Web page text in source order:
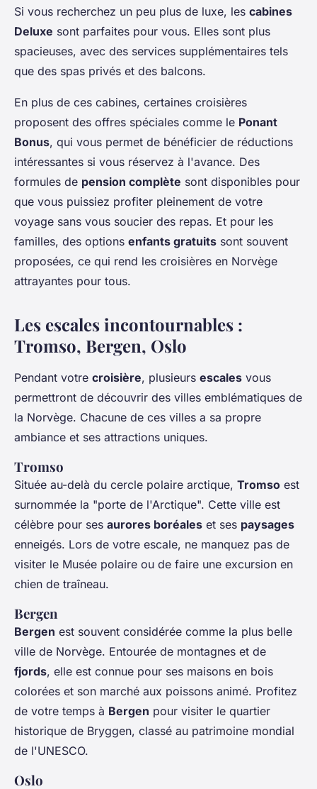
Si vous recherchez un peu plus de luxe, les cabines
Deluxe sont parfaites pour vous. Elles sont plus
spacieuses, avec des services supplémentaires tels
que des spas privés et des balcons.
En plus de ces cabines, certaines croisières
proposent des offres spéciales comme le Ponant
Bonus, qui vous permet de bénéficier de réductions
intéressantes si vous réservez à l'avance. Des
formules de pension complète sont disponibles pour
que vous puissiez profiter pleinement de votre
voyage sans vous soucier des repas. Et pour les
familles, des options enfants gratuits sont souvent
proposées, ce qui rend les croisières en Norvège
attrayantes pour tous.
Les escales incontournables :
Tromso, Bergen, Oslo
Pendant votre croisière, plusieurs escales vous
permettront de découvrir des villes emblématiques de
la Norvège. Chacune de ces villes a sa propre
ambiance et ses attractions uniques.
Tromso
Située au-delà du cercle polaire arctique, Tromso est
surnommée la "porte de l'Arctique". Cette ville est
célèbre pour ses aurores boréales et ses paysages
enneigés. Lors de votre escale, ne manquez pas de
visiter le Musée polaire ou de faire une excursion en
chien de traîneau.
Bergen
Bergen est souvent considérée comme la plus belle
ville de Norvège. Entourée de montagnes et de
fjords, elle est connue pour ses maisons en bois
colorées et son marché aux poissons animé. Profitez
de votre temps à Bergen pour visiter le quartier
historique de Bryggen, classé au patrimoine mondial
de l'UNESCO.
Oslo